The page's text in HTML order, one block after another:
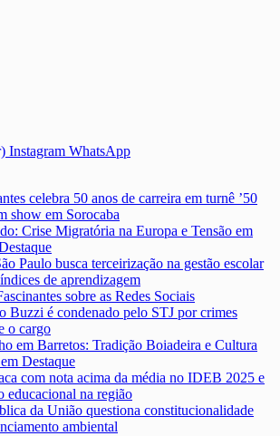
Instagram WhatsApp
celebra 50 anos de carreira em turnê ’50
show em Sorocaba
Crise Migratória na Europa e Tensão em
Paulo busca terceirização na gestão escolar
de aprendizagem
sobre as Redes Sociais
Buzzi é condenado pelo STJ por crimes
o cargo
em Barretos: Tradição Boiadeira e Cultura
Destaque
com nota acima da média no IDEB 2025 e
educacional na região
da União questiona constitucionalidade
ambiental